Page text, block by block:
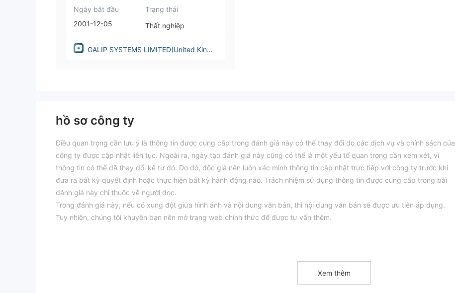
Ngày bắt đầu
2001-12-05
Trạng thái
Thất nghiệp
GALIP SYSTEMS LIMITED(United Kingd
hồ sơ công ty
Điều quan trọng cần lưu ý là thông tin được cung cấp trong đánh giá này có thể thay đổi do các dịch vụ và chính sách của
công ty được cập nhật liên tục. Ngoài ra, ngày tạo đánh giá này cũng có thể là một yếu tố quan trọng cần xem xét, vì
thông tin có thể đã thay đổi kể từ đó. Do đó, độc giả nên luôn xác minh thông tin cập nhật trực tiếp với công ty trước khi
đưa ra bất kỳ quyết định hoặc thực hiện bất kỳ hành động nào. Trách nhiệm sử dụng thông tin được cung cấp trong bài
đánh giá này chỉ thuộc về người đọc.
Trong đánh giá này, nếu có xung đột giữa hình ảnh và nội dung văn bản, thì nội dung văn bản sẽ được ưu tiên áp dụng.
Tuy nhiên, chúng tôi khuyên bạn nên mở trang web chính thức để được tư vấn thêm.
Ba loại tài khoản với số tiền gửi tối thiểu, chênh lệch và đòn bẩy tối đa khác nhau, đáp ứng nhu cầu của nhiều nhà giao dịch
Xem thêm